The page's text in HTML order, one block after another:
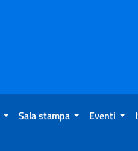
Sala stampa Eventi